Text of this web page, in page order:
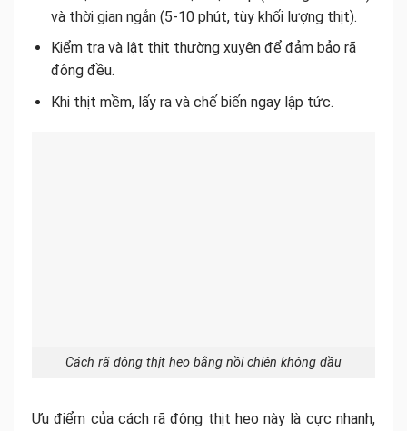
và thời gian ngắn (5-10 phút, tùy khối lượng thịt).
Kiểm tra và lật thịt thường xuyên để đảm bảo rã
đông đều.
Khi thịt mềm, lấy ra và chế biến ngay lập tức.
Cách rã đông thịt heo bằng nồi chiên không dầu
Ưu điểm của cách rã đông thịt heo này là cực nhanh,